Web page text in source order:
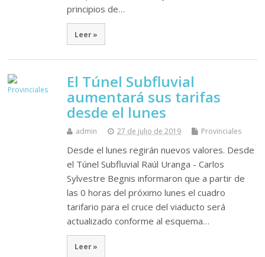
principios de…
Leer »
El Túnel Subfluvial
aumentará sus tarifas
desde el lunes
admin 27 de julio de 2019 Provinciales
Desde el lunes regirán nuevos valores. Desde
el Túnel Subfluvial Raúl Uranga - Carlos
Sylvestre Begnis informaron que a partir de
las 0 horas del próximo lunes el cuadro
tarifario para el cruce del viaducto será
actualizado conforme al esquema…
Leer »